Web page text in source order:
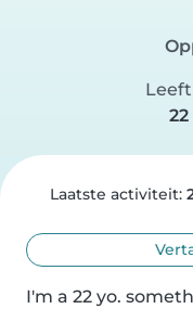
22
Laatste activiteit:
I'm a 22 yo.